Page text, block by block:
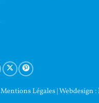
Mentions Légales| Webdesign :